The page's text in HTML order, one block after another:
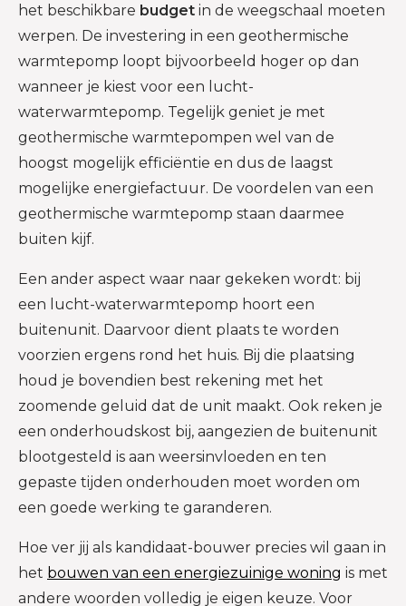
het beschikbare budget in de weegschaal moeten
werpen. De investering in een geothermische
warmtepomp loopt bijvoorbeeld hoger op dan
wanneer je kiest voor een lucht-
waterwarmtepomp. Tegelijk geniet je met
geothermische warmtepompen wel van de
hoogst mogelijk efficiëntie en dus de laagst
mogelijke energiefactuur. De voordelen van een
geothermische warmtepomp staan daarmee
buiten kijf.
Een ander aspect waar naar gekeken wordt: bij
een lucht-waterwarmtepomp hoort een
buitenunit. Daarvoor dient plaats te worden
voorzien ergens rond het huis. Bij die plaatsing
houd je bovendien best rekening met het
zoomende geluid dat de unit maakt. Ook reken je
een onderhoudskost bij, aangezien de buitenunit
blootgesteld is aan weersinvloeden en ten
gepaste tijden onderhouden moet worden om
een goede werking te garanderen.
Hoe ver jij als kandidaat-bouwer precies wil gaan in
het bouwen van een energiezuinige woning is met
andere woorden volledig je eigen keuze. Voor